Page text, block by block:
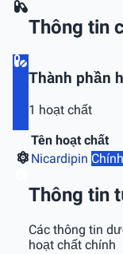
Thông tin
Thành phần
1 hoạt chất
Tên hoạt chất
Nicardipin Chính
Thông tin
Các thông tin
hoạt chất chính